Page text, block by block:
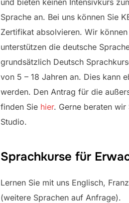
Sprache an. Bei uns können Sie
Zertifikat absolvieren. Wir
unterstützen die deutsche
grundsätzlich Deutsch
von 5 – 18 Jahren an. Dies kann
werden. Den Antrag für die
finden Sie hier. Gerne beraten wir
Studio.
Sprachkurse für
Lernen Sie mit uns Englisch,
(weitere Sprachen auf Anfrage).